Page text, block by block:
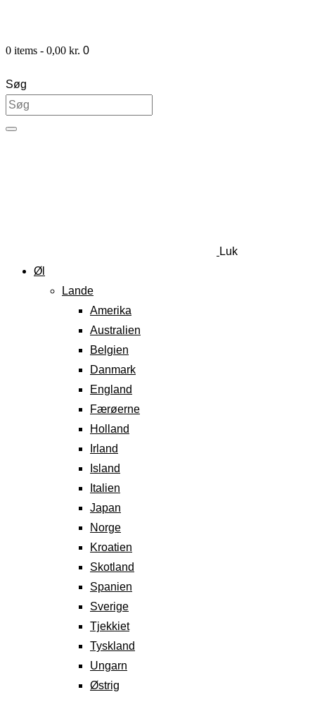
0 items - 0,00 kr. 0
Søg
Luk
Øl
Lande
Amerika
Australien
Belgien
Danmark
England
Færøerne
Holland
Irland
Island
Italien
Japan
Norge
Kroatien
Skotland
Spanien
Sverige
Tjekkiet
Tyskland
Ungarn
Østrig